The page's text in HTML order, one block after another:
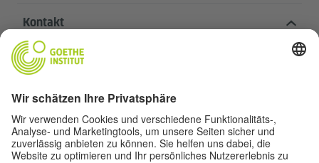
Kontakt
Goethe-Institut Zentrale
Oskar von Miller-Ring 18
80333 München
deutschstunde@goethe.de